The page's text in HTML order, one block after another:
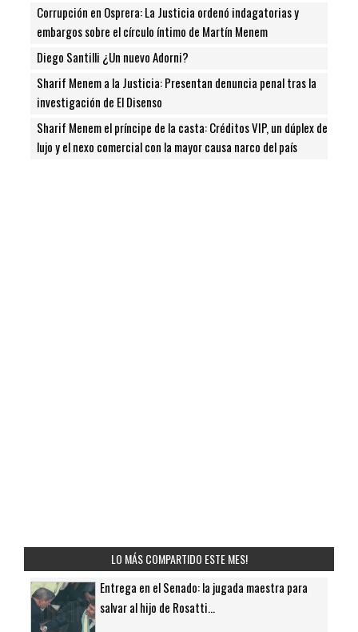
Corrupción en Osprera: La Justicia ordenó indagatorias y
embargos sobre el círculo íntimo de Martín Menem
Diego Santilli ¿Un nuevo Adorni?
Sharif Menem a la Justicia: Presentan denuncia penal tras la
investigación de El Disenso
Sharif Menem el príncipe de la casta: Créditos VIP, un dúplex de
lujo y el nexo comercial con la mayor causa narco del país
LO MÁS COMPARTIDO ESTE MES!
Entrega en el Senado: la jugada maestra para
salvar al hijo de Rosatti...